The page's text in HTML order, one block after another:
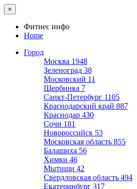
×
Фитнес инфо
Home
Город
Москва 1948
Зеленоград 38
Московский 11
Щербинка 7
Санкт-Петербург 1105
Краснодарский край 887
Краснодар 430
Сочи 181
Новороссийск 53
Московская область 855
Балашиха 56
Химки 46
Мытищи 42
Свердловская область 494
Екатеринбург 317